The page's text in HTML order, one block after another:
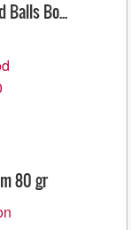
Balls Bo...
80 gr